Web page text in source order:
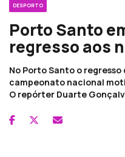
DESPORTO
Porto Santo
regresso aos
No Porto Santo o
campeonato nacional
O repórter Duarte